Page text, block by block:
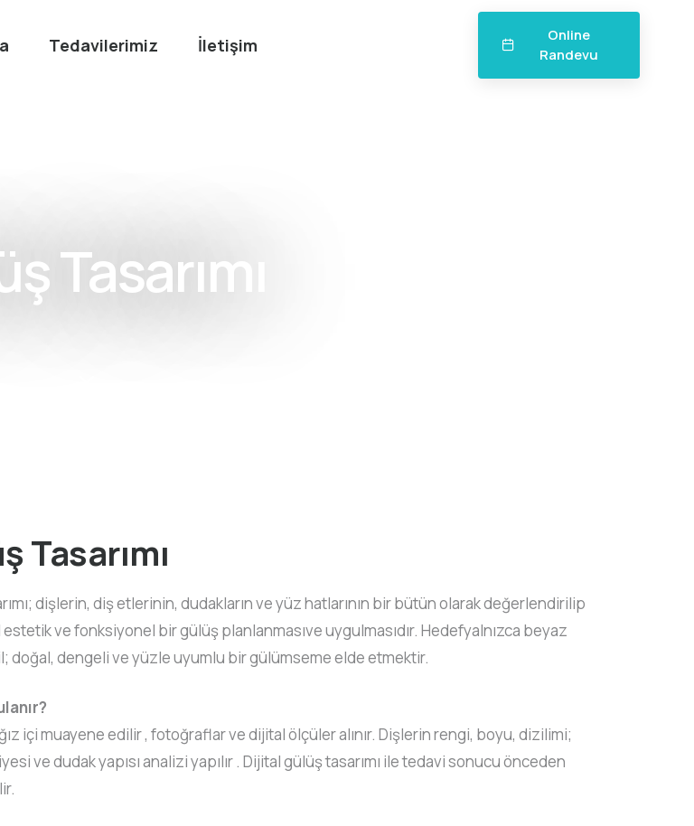
Tedavilerimiz İletişim
Online
Randevu
Tasarımı
Tasarımı
dişlerin, diş etlerinin, dudakların ve yüz hatlarının bir bütün olarak değerlendirilip
ve fonksiyonel bir gülüş planlanmasıve uygulmasıdır. Hedefyalnızca beyaz
doğal, dengeli ve yüzle uyumlu bir gülümseme elde etmektir.
içi muayene edilir , fotoğraflar ve dijital ölçüler alınır. Dişlerin rengi, boyu, dizilimi;
ve dudak yapısı analizi yapılır . Dijital gülüş tasarımı ile tedavi sonucu önceden